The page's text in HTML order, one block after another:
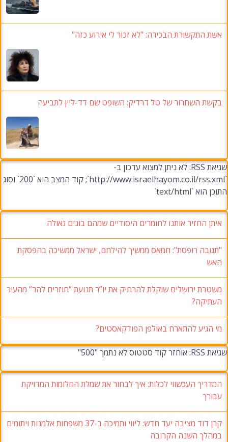
אשת התקשורת הבכירה: "לא זכור לי אירוע כזה"
בקשת השחרור של טל דרדיק: השופט שם דד-ליין לתביעה
שגיאת RSS: לא ניתן למצוא עדכון ב-
`http://www.israelhayom.co.il/rss.xml`; קוד המצב הוא `200` וסוג
התוכן הוא `text/html`
איתן החזיר אותנו לחומרים היסודיים שמהם בונים גאולה
"תגובה רופסת": חמאס ממשיך להילחם, ישראל ממשיכה בהפסקת
האש
משטרת ירושלים שוקלת להרחיק את יו”ר תנועת “חוזרים להר” מהעיר
העתיקה?
מי הגיע להתארח באולפן הפודקאסטים?
שגיאת RSS: אוחזר קוד סטטוס לא נתמך "500"
המדריך העכשווי לכלות: איך לבחור את שמלת החלומות המדויקת
עבורך
קרן דוד מציבה יעד חדש: ליווי ותמיכה ב-37 משפחות אלמנות ויתומים
במהלך השנה הקרובה